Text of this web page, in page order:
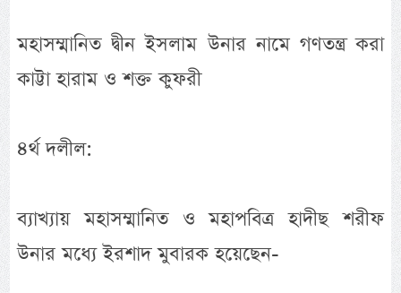
মহাসম্মানিত দ্বীন ইসলাম উনার নামে গণতন্ত্র করা
কাট্টা হারাম ও শক্ত কুফরী
৪র্থ দলীল:
ব্যাখ্যায় মহাসম্মানিত ও মহাপবিত্র হাদীছ শরীফ
উনার মধ্যে ইরশাদ মুবারক হয়েছেন-